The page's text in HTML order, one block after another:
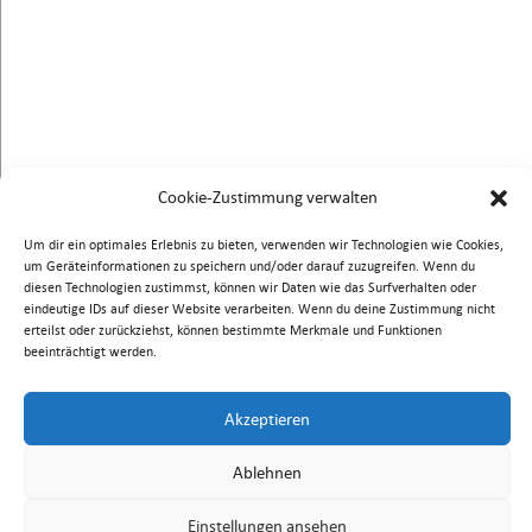
Cookie-Zustimmung verwalten
Um dir ein optimales Erlebnis zu bieten, verwenden wir Technologien wie Cookies,
um Geräteinformationen zu speichern und/oder darauf zuzugreifen. Wenn du
diesen Technologien zustimmst, können wir Daten wie das Surfverhalten oder
eindeutige IDs auf dieser Website verarbeiten. Wenn du deine Zustimmung nicht
erteilst oder zurückziehst, können bestimmte Merkmale und Funktionen
beeinträchtigt werden.
Akzeptieren
Ablehnen
Einstellungen ansehen